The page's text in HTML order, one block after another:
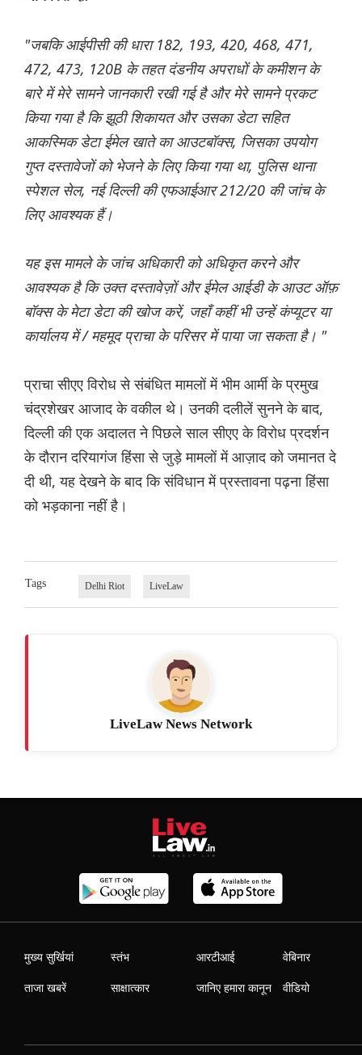
"जबकि आईपीसी की धारा 182, 193, 420, 468, 471,
472, 473, 120B के तहत दंडनीय अपराधों के कमीशन के
बारे में मेरे सामने जानकारी रखी गई है और मेरे सामने प्रकट
किया गया है कि झूठी शिकायत और उसका डेटा सहित
आकस्मिक डेटा ईमेल खाते का आउटबॉक्स, जिसका उपयोग
गुप्त दस्तावेजों को भेजने के लिए किया गया था, पुलिस थाना
स्पेशल सेल, नई दिल्ली की एफआईआर 212/20 की जांच के
लिए आवश्यक हैं।
यह इस मामले के जांच अधिकारी को अधिकृत करने और
आवश्यक है कि उक्त दस्तावेज़ों और ईमेल आईडी के आउट ऑफ़
बॉक्स के मेटा डेटा की खोज करें, जहाँ कहीं भी उन्हें कंप्यूटर या
कार्यालय में / महमूद प्राचा के परिसर में पाया जा सकता है। "
प्राचा सीएए विरोध से संबंधित मामलों में भीम आर्मी के प्रमुख
चंद्रशेखर आजाद के वकील थे। उनकी दलीलें सुनने के बाद,
दिल्ली की एक अदालत ने पिछले साल सीएए के विरोध प्रदर्शन
के दौरान दरियागंज हिंसा से जुड़े मामलों में आज़ाद को जमानत दे
दी थी, यह देखने के बाद कि संविधान में प्रस्तावना पढ़ना हिंसा
को भड़काना नहीं है।
Tags Delhi Riot LiveLaw
LiveLaw News Network
मुख्य सुर्खियां
ताजा खबरें
स्तंभ
साक्षात्कार
आरटीआई
जानिए हमारा कानून
वेबिनार
वीडियो